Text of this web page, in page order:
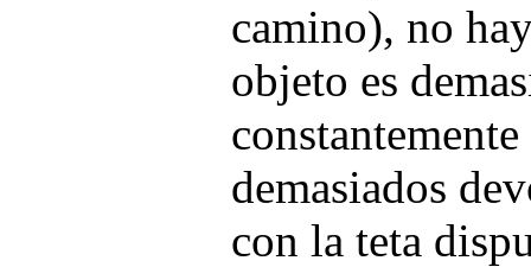
camino), no
objeto es
demasiados
con la teta